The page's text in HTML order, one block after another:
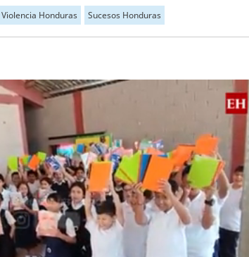
Violencia Honduras Sucesos Honduras